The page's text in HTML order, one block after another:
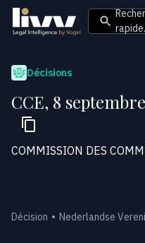
Décisions
CCE, 8
COMMISSION DES
Décision Nederlandse